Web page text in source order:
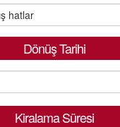
Dönüş Tarihi
Kiralama Süresi